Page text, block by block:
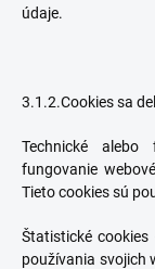
údaje.
3.1.2.Cookies sa
Technické alebo
fungovanie
Tieto cookies sú
Štatistické
používania svojich